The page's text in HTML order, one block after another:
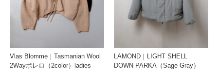
Vlas Blomme｜Tasmanian Wool
2Wayボレロ（2color）ladies
LAMOND｜LIGHT SHELL
DOWN PARKA（Sage Gray）